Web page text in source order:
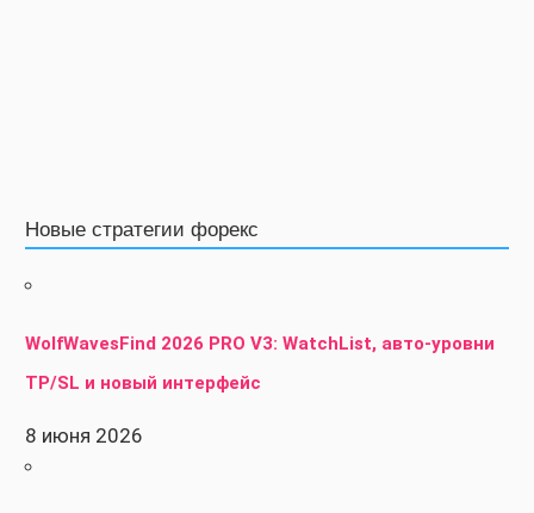
Новые стратегии форекс
WolfWavesFind 2026 PRO V3: WatchList, авто-уровни
TP/SL и новый интерфейс
8 июня 2026